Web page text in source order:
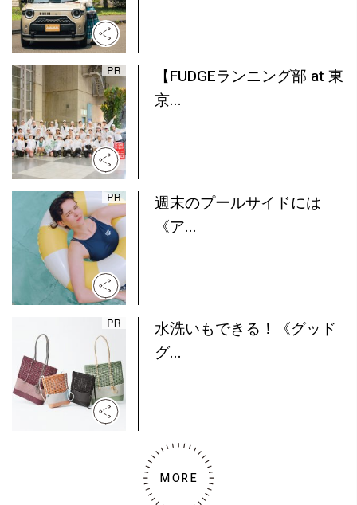
【FUDGEランニング部 at 東
京...
週末のプールサイドには
《ア...
水洗いもできる！《グッド
グ...
MORE